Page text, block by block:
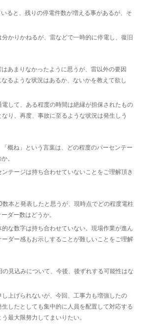
ると、残りの停電件数が増える事があるが、そ
分かりかねるが、雷などで一時的に停電し、復旧
あまりなかったように思うが、雷以外の要因
るような状況はあるか、ないかを教えて欲し
電して、ある程度の時間は絶縁が担保されたもの
り、再度、事故に至るような状況は発生しう
概ね」という言葉は、どの程度のパーセンテー
。
ンテージは持ち合わせていないことをご理解頂き
本と発表したと思うが、現時点でどの程度電柱
ダー数はどうか。
的な数字は持ち合わせていない。現場作業が進ん
ダー感もお示しすることが難しいことをご理解
見込みについて、今後、後ずれする可能性はな
し上げられないが、今回、工事力も増強したの
したとしても集中的に人員を配置して対応する
最大限努力してまいりたい。